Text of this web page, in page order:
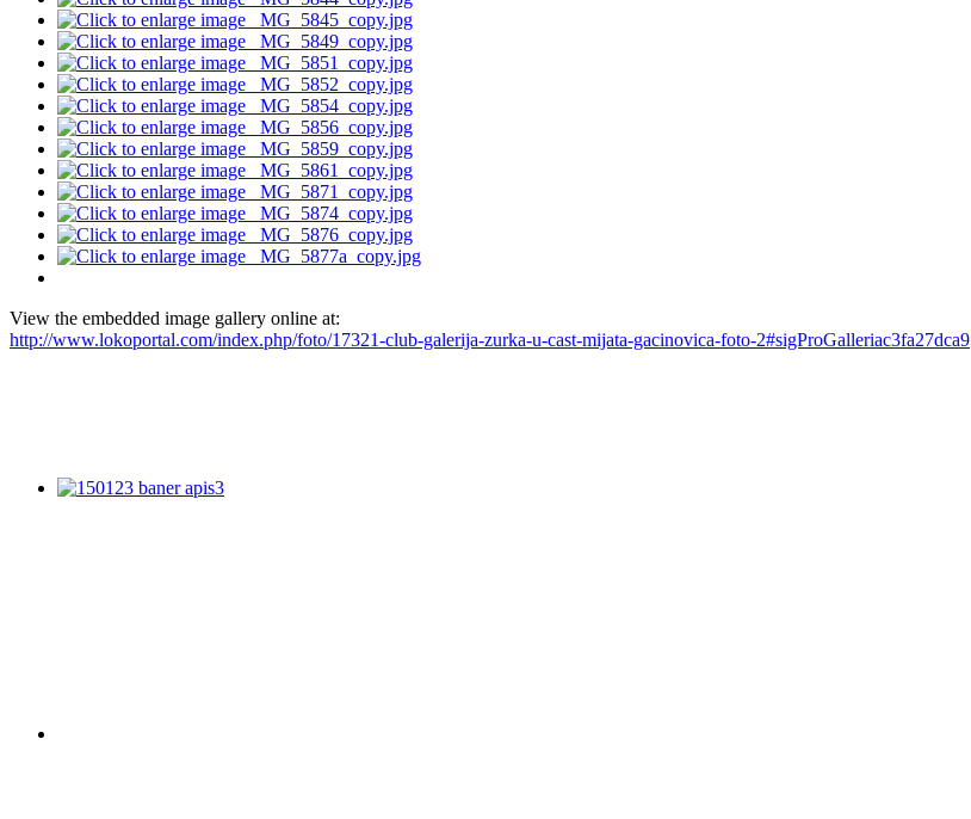
View the embedded image gallery online at:
http://www.lokoportal.com/index.php/foto/17321-club-galerija-zurka-u-cast-mijata-gacinovica-foto-2#sigProGalleriac3fa27dca9